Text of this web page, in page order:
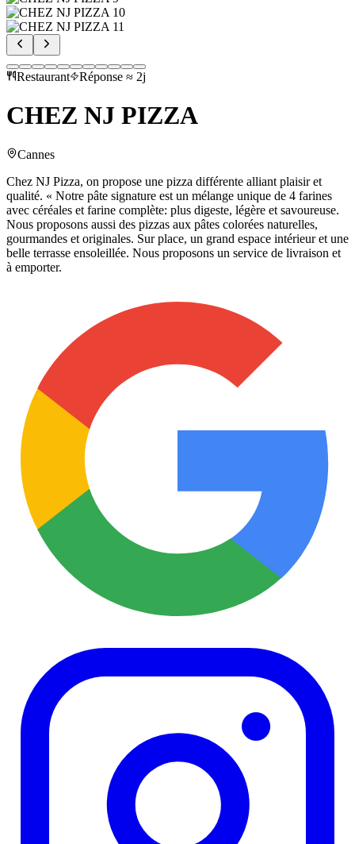
Restaurant Réponse ≈ 2j
CHEZ NJ PIZZA
Cannes
Chez NJ Pizza, on propose une pizza différente alliant plaisir et
qualité. « Notre pâte signature est un mélange unique de 4 farines
avec céréales et farine complète: plus digeste, légère et savoureuse.
Nous proposons aussi des pizzas aux pâtes colorées naturelles,
gourmandes et originales. Sur place, un grand espace intérieur et une
belle terrasse ensoleillée. Nous proposons un service de livraison et
à emporter.